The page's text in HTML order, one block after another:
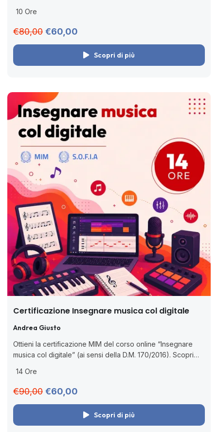
Ozobot, Scratch,...
10 Ore
€80,00 €60,00
Scopri di più
Certificazione Insegnare musica col digitale
Andrea Giusto
Ottieni la certificazione MIM del corso online “Insegnare
musica col digitale” (ai sensi della D.M. 170/2016). Scopri
registrazione audio e podcasting nella didattica...
14 Ore
€90,00 €60,00
Scopri di più